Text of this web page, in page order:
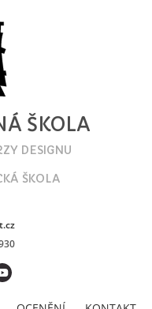
ŠKOLA
DESIGNU
ŠKOLA